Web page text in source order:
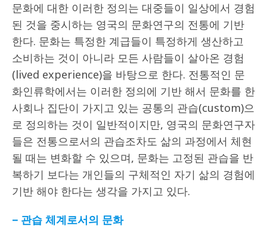
문화에 대한 이러한 정의는 대중들이 일상에서 경험
된 것을 중시하는 영국의 문화연구의 전통에 기반
한다. 문화는 특정한 계급들이 특정하게 생산하고
소비하는 것이 아니라 모든 사람들이 살아온 경험
(lived experience)을 바탕으로 한다. 전통적인 문
화인류학에서는 이러한 정의에 기반 해서 문화를 한
사회나 집단이 가지고 있는 공통의 관습(custom)으
로 정의하는 것이 일반적이지만, 영국의 문화연구자
들은 전통으로서의 관습조차도 삶의 과정에서 체현
될 때는 변화할 수 있으며, 문화는 고정된 관습을 반
복하기 보다는 개인들의 구체적인 자기 삶의 경험에
기반 해야 한다는 생각을 가지고 있다.
– 관습 체계로서의 문화